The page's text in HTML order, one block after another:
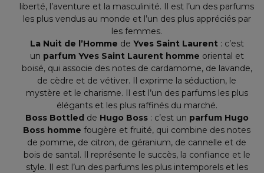
liberté, l’aventure et la masculinité. Il est l’un des parfums
les plus vendus au monde et l’un des plus appréciés par
les femmes.
La Nuit de l’Homme de Yves Saint Laurent: c’est
un parfum Yves Saint Laurent homme oriental et
boisé, qui associe des notes de cardamome, de lavande,
de cèdre et de vétiver. Il exprime la séduction, le
mystère et le charisme. Il est l’un des parfums les plus
élégants et les plus raffinés du marché.
Boss Bottledde Hugo Boss: c’est un parfum Hugo
Boss homme fougère et fruité, qui combine des notes
de pomme, de citron, de géranium, de cannelle et de
bois de santal. Il représente le succès, la confiance et le
style. Il est l’un des parfums les plus intemporels et les